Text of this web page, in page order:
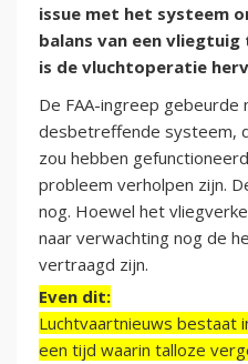
issue met het systeem
balans van een
is de vluchtoperatie
De FAA-ingreep gebeurde
desbetreffende systeem,
zou hebben
probleem verholpen zijn.
nog. Hoewel het
naar verwachting nog de
vertraagd zijn.
Even dit:
Luchtvaartnieuws bestaat
een tijd waarin talloze